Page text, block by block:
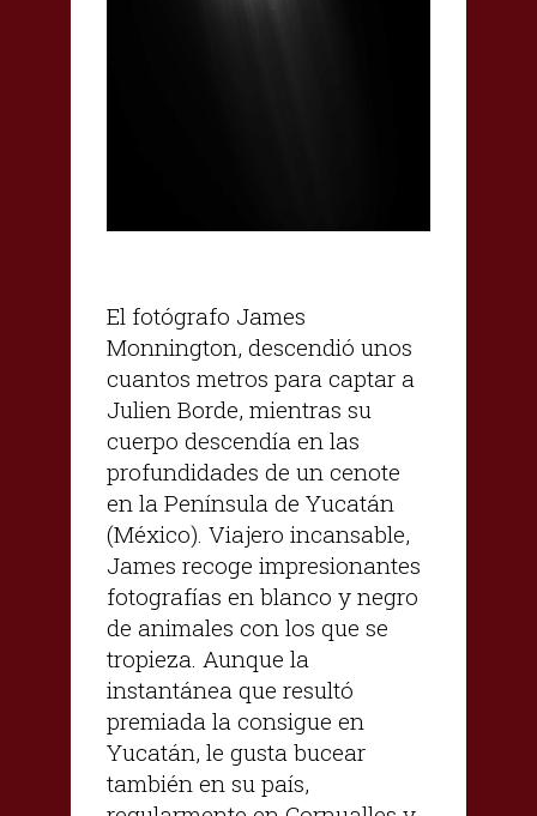
El fotógrafo James
Monnington, descendió unos
cuantos metros para captar a
Julien Borde, mientras su
cuerpo descendía en las
profundidades de un cenote
en la Península de Yucatán
(México). Viajero incansable,
James recoge impresionantes
fotografías en blanco y negro
de animales con los que se
tropieza. Aunque la
instantánea que resultó
premiada la consigue en
Yucatán, le gusta bucear
también en su país,